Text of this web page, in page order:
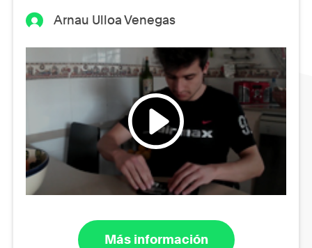
Arnau Ulloa Venegas
Más información